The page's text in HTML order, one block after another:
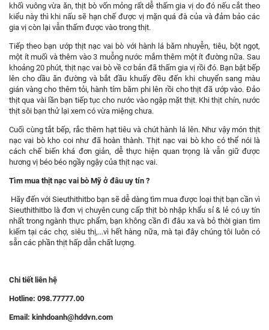
khối vuông vừa ăn, thịt bò vốn mỏng rất dễ thấm gia vị do đó nếu cắt theo
kiểu này thì khi nấu sẽ hạn chế được vị mặn quá đà của và đảm bảo các
gia vị còn lại vẫn thấm được vào trong thịt.
Tiếp theo bạn ướp thịt nạc vai bò với hành lá băm nhuyễn, tiêu, bột ngọt,
một ít muối và thêm vào 3 muỗng nước mắm thêm một ít đường nữa. Sau
khoảng 20 phút, thịt nạc vai bò về cơ bản đã thấm gia vị rồi đó. Bạn bật bếp
lên cho dầu ăn đường và bắt đầu khuấy đều đến khi chuyển sang màu
gián vàng cho thêm tỏi, hành tím băm phi lên rồi cho thịt đã ướp vào. Đảo
thịt qua vài lần bạn tiếp tục cho nước vào ngập mặt thịt. Khi thịt chín, nước
thịt sôi bạn thử lại xem có vừa miệng chưa.
Cuối cùng tắt bếp, rắc thêm hạt tiêu và chút hành lá lên. Như vậy món thịt
nạc vai bò kho coi như đã hoàn thành. Thịt nạc vai bò kho có thể nói là
cách chế biến khá đơn giản, dễ thực hiện quan trọng là vẫn giữ được
hương vị béo béo ngầy ngậy của thịt nạc vai.
Tìm mua thịt nạc vai bò Mỹ ở đâu uy tín ?
Hãy đến với Sieuthithitbo bạn sẽ dễ dàng tìm mua được loại thịt bạn cần vì
Sieuthithitbo là đơn vị chuyên cung cấp thịt bò nhập khẩu sỉ & lẻ có uy tín
nhất trong ngành thực phẩm, bạn không cần đi đâu xa và bỏ thời gian tìm
kiếm tại các chợ, siêu thị,...vì hết hàng nữa, mà tại đây chúng tôi luôn có
sẵn các phần thịt hấp dẫn chất lượng.
Chi tiết liên hệ
Hotline: 098.77777.00
Email: kinhdoanh@hddvn.com